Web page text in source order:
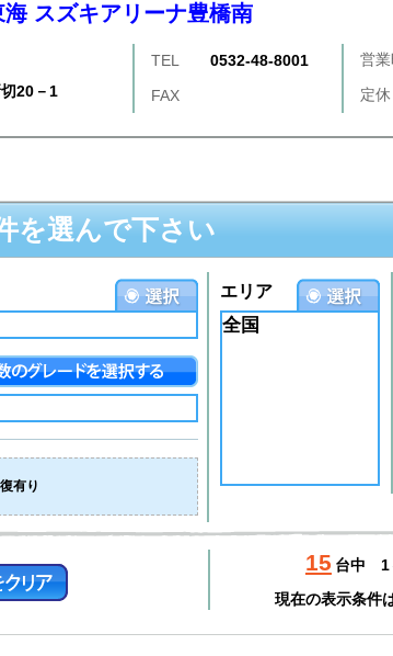
海 スズキアリーナ豊橋南
20－1
TEL 0532-48-8001 営
FAX 定
を選んで下さい
有り
エリア
全国
15 台中
現在の表示条件